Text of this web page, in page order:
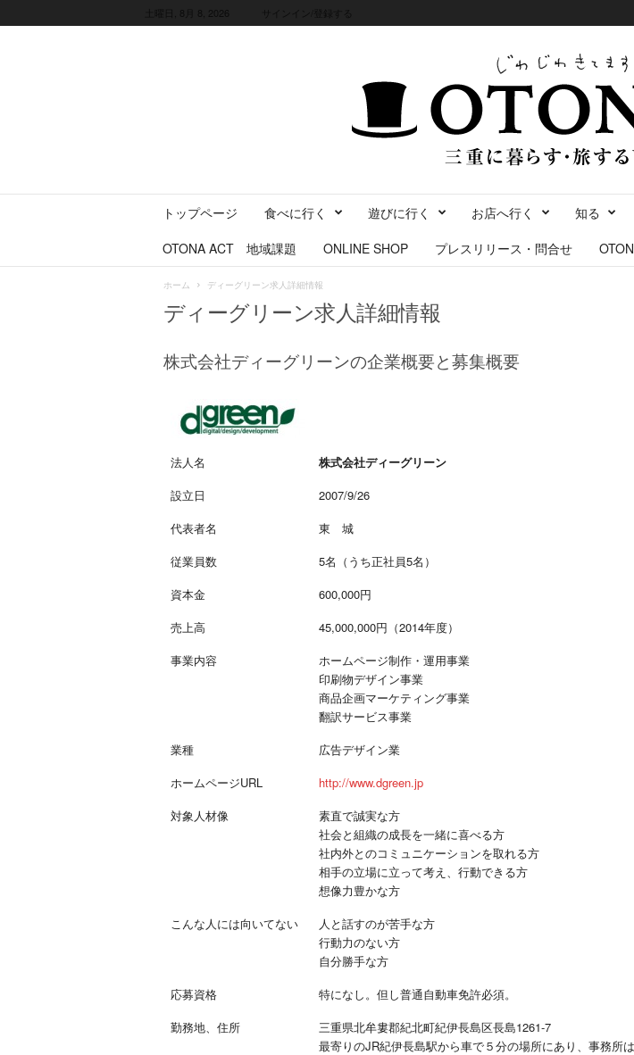
トップページ 食べに行く 遊びに行く お店へ行く 知る
OTONA ACT 地域課題
ONLINE SHOP プレスリリース・問合せ
ホーム ディーグリーン求人詳細情報
ディーグリーン求人詳細情報
株式会社ディーグリーンの企業概要と募集概要
法人名
株式会社ディーグリーン
設立日
2007/9/26
代表者名
東 城
従業員数
5名（うち正社員5名）
資本金
600,000円
売上高
45,000,000円（2014年度）
事業内容
ホームページ制作・運用事業
印刷物デザイン事業
商品企画マーケティング事業
翻訳サービス事業
業種
広告デザイン業
ホームページURL
http://www.dgreen.jp
対象人材像
素直で誠実な方
社会と組織の成長を一緒に喜べる方
社内外とのコミュニケーションを取れる方
相手の立場に立って考え、行動できる方
想像力豊かな方
こんな人には向いてない
人と話すのが苦手な方
行動力のない方
自分勝手な方
応募資格
特になし。但し普通自動車免許必須。
勤務地、住所
三重県北牟婁郡紀北町紀伊長島区長島1261-7
最寄りのJR紀伊長島駅から車で５分の場所にあり、事務所